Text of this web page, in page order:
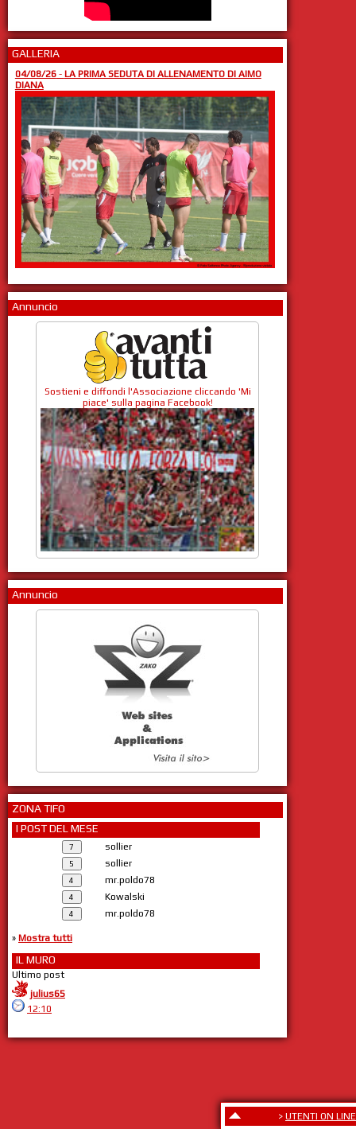
> UTENTI ON LINE
GALLERIA
04/08/26- LA PRIMA SEDUTA DI ALLENAMENTO DI AIMO
DIANA
Annuncio
Sostieni e diffondi l'Associazione cliccando 'Mi
piace' sulla pagina Facebook!
Annuncio
ZONA TIFO
I POST DEL MESE
sollier
sollier
mr.poldo78
Kowalski
mr.poldo78
» Mostra tutti
IL MURO
Ultimo post
julius65
12:10